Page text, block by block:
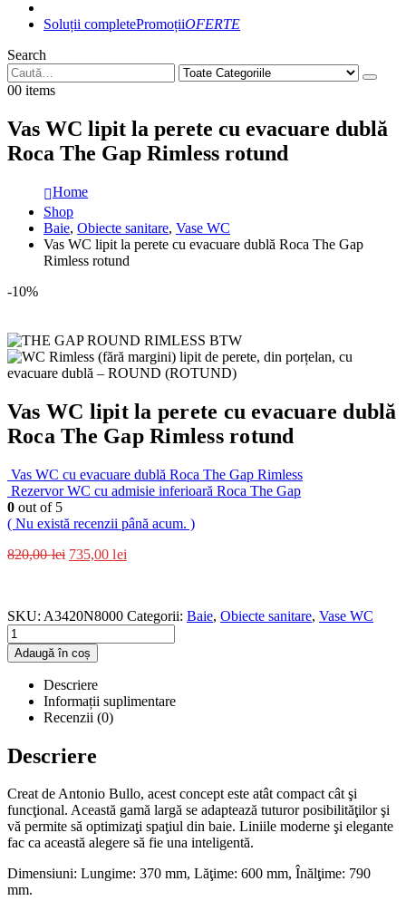
Soluții completePromoțiiOFERTE
Search
00 items
Vas WC lipit la perete cu evacuare dublă
Roca The Gap Rimless rotund
Home
Shop
Baie, Obiecte sanitare, Vase WC
Vas WC lipit la perete cu evacuare dublă Roca The Gap
Rimless rotund
-10%
Vas WC lipit la perete cu evacuare dublă
Roca The Gap Rimless rotund
Vas WC cu evacuare dublă Roca The Gap Rimless
Rezervor WC cu admisie inferioară Roca The Gap
0 out of 5
( Nu există recenzii până acum. )
820,00lei 735,00lei
SKU: A3420N8000 Categorii: Baie, Obiecte sanitare, Vase WC
Adaugă în coș
Descriere
Informații suplimentare
Recenzii (0)
Descriere
Creat de Antonio Bullo, acest concept este atât compact cât şi
funcţional. Această gamă largă se adaptează tuturor posibilităţilor şi
vă permite să optimizaţi spaţiul din baie. Liniile moderne şi elegante
fac ca această alegere să fie una inteligentă.
Dimensiuni: Lungime: 370 mm, Lăţime: 600 mm, Înălţime: 790
mm.